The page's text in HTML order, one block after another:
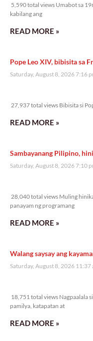
5,590 total views Umabot sa
kabilang ang
READ MORE »
Pope Leo XIV, bibisita sa
Saturday, August 8, 2026 7:16
27,937 total views Bibisita si
READ MORE »
Sambayanang Pilipino,
Saturday, August 8, 2026 7:10
28,040 total views Muling
panayam ng programang
READ MORE »
Walang saysay ang
Saturday, August 8, 2026 11:37
18,751 total views Nagpaalala
pamilya, katapatan at
READ MORE »